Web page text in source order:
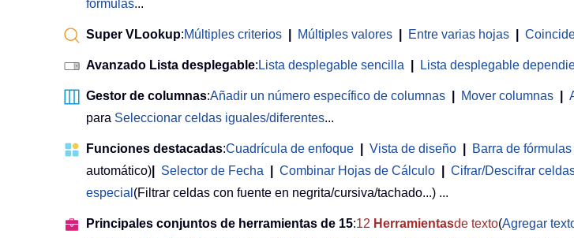
fórmulas...
Super VLookup:Múltiples criterios Múltiples valores Entre varias hojas
Avanzado Lista desplegable: Lista desplegable sencilla Lista desplegable
Gestor de columnas:Añadir un número específico de columnas Mover columnas
para Seleccionar celdas iguales/diferentes...
Funciones destacadas:Cuadrícula de enfoque Vista de diseño Barra de
automático)
Selector de Fecha Combinar Hojas de Cálculo Cifrar/Descifrar
especial (Filtrar celdas con fuente en negrita/cursiva/tachado...) ...
Principales conjuntos de herramientas de 15:12 Herramientasde texto(Agregar